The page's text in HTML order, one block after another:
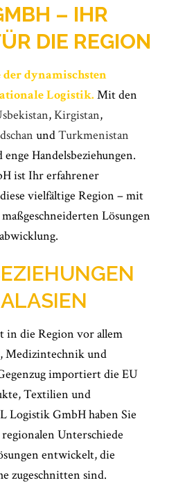
– IHR
DIE REGION
dynamischsten
Logistik. Mit den
,Kirgistan,
undTurkmenistan
Handelsbeziehungen.
ist Ihr erfahrener
vielfältige Region – mit
Lösungen
in die Region vor allem
Medizintechnik und
importiert die EU
Textilien und
Logistik GmbH haben Sie
Unterschiede
entwickelt, die
zugeschnitten sind.